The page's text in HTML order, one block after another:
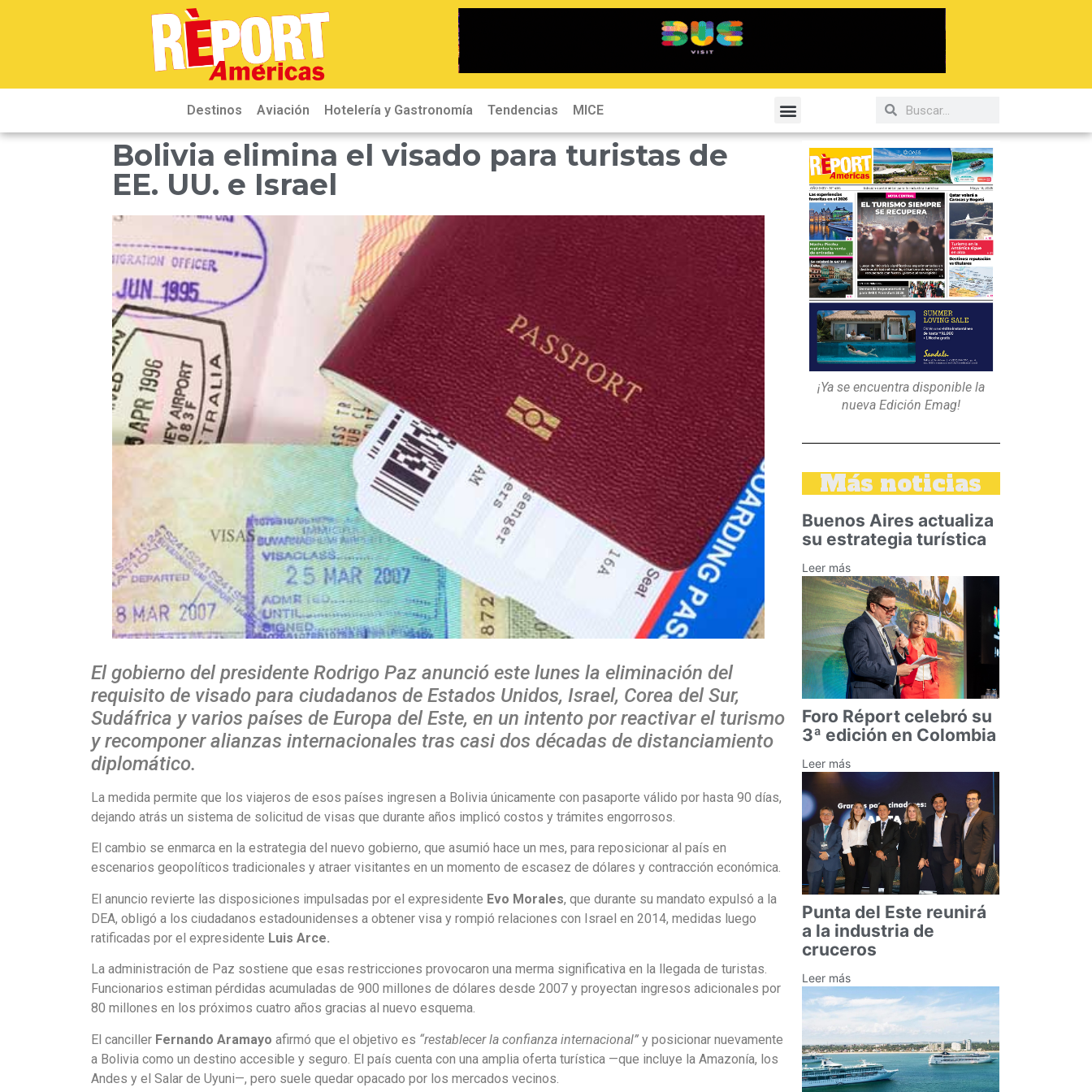
Destinos Aviación Hotelería y Gastronomía Tendencias MICE
Bolivia elimina el visado para turistas de
EE. UU. e Israel
El gobierno del presidente Rodrigo Paz anunció este lunes la eliminación del
requisito de visado para ciudadanos de Estados Unidos, Israel, Corea del Sur,
Sudáfrica y varios países de Europa del Este, en un intento por reactivar el turismo
y recomponer alianzas internacionales tras casi dos décadas de distanciamiento
diplomático.
La medida permite que los viajeros de esos países ingresen a Bolivia únicamente con pasaporte válido por hasta 90 días,
dejando atrás un sistema de solicitud de visas que durante años implicó costos y trámites engorrosos.
El cambio se enmarca en la estrategia del nuevo gobierno, que asumió hace un mes, para reposicionar al país en
escenarios geopolíticos tradicionales y atraer visitantes en un momento de escasez de dólares y contracción económica.
El anuncio revierte las disposiciones impulsadas por el expresidente Evo Morales, que durante su mandato expulsó a la
DEA, obligó a los ciudadanos estadounidenses a obtener visa y rompió relaciones con Israel en 2014, medidas luego
ratificadas por el expresidente Luis Arce.
La administración de Paz sostiene que esas restricciones provocaron una merma significativa en la llegada de turistas.
Funcionarios estiman pérdidas acumuladas de 900 millones de dólares desde 2007 y proyectan ingresos adicionales por
80 millones en los próximos cuatro años gracias al nuevo esquema.
El canciller Fernando Aramayo afirmó que el objetivo es “restablecer la confianza internacional” y posicionar nuevamente
a Bolivia como un destino accesible y seguro. El país cuenta con una amplia oferta turística —que incluye la Amazonía, los
Andes y el Salar de Uyuni—, pero suele quedar opacado por los mercados vecinos.
¡Ya se encuentra disponible la
nueva Edición Emag!
Más noticias
Buenos Aires actualiza
su estrategia turística
Leer más
Foro Réport celebró su
3ª edición en Colombia
Leer más
Punta del Este reunirá
a la industria de
cruceros
Leer más